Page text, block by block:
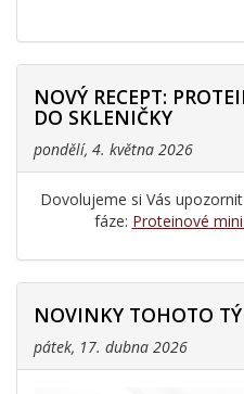
NOVÝ RECEPT:
DO SKLENIČKY
pondělí, 4. května 2026
Dovolujeme si Vás
fáze: Proteinové
NOVINKY TOHOTO
pátek, 17. dubna 2026